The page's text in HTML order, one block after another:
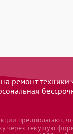
ремонт техники
предполагают,
через текущую